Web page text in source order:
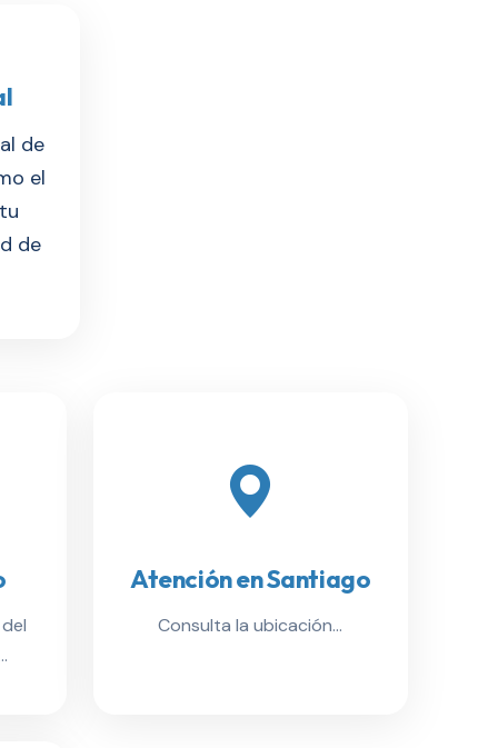
de
el
de
Atención en Santiago
Consulta la ubicación...